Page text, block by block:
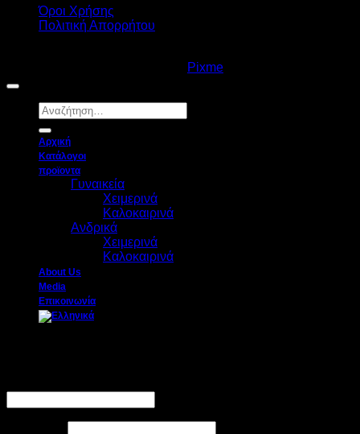
Όροι Χρήσης
Πολιτική Απορρήτου
Pixme
Αναζήτηση
για:
Αρχική
Κατάλογοι
προϊοντα
Γυναικεία
Χειμερινά
Καλοκαιρινά
Ανδρικά
Χειμερινά
Καλοκαιρινά
About Us
Media
Επικοινωνία